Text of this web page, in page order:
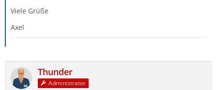
Viele Grüße
Axel
Thunder
Administrator